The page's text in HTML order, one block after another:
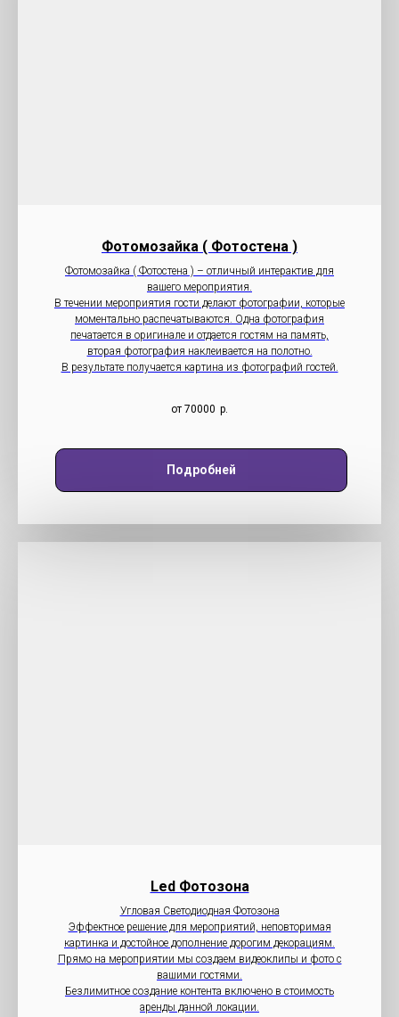
Фотомозайка ( Фотостена )
Фотомозайка ( Фотостена ) – отличный интерактив для
вашего мероприятия.
В течении мероприятия гости делают фотографии, которые
моментально распечатываются. Одна фотография
печатается в оригинале и отдается гостям на память,
вторая фотография наклеивается на полотно.
В результате получается картина из фотографий гостей.
от 70000 р.
Подробней
Led Фотозона
Угловая Светодиодная Фотозона
Эффектное решение для мероприятий, неповторимая
картинка и достойное дополнение дорогим декорациям.
Прямо на мероприятии мы создаем видеоклипы и фото с
вашими гостями.
Безлимитное создание контента включено в стоимость
аренды данной локации.